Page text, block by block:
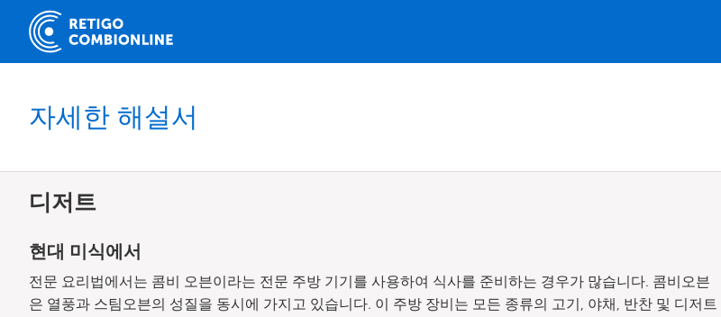
자세한 해설서
디저트
현대 미식에서
전문 요리법에서는 콤비 오븐이라는 전문 주방 기기를 사용하여 식사를 준비하는 경우가 많습니다. 콤비오븐
은 열풍과 스팀오븐의 성질을 동시에 가지고 있습니다. 이 주방 장비는 모든 종류의 고기, 야채, 반찬 및 디저트